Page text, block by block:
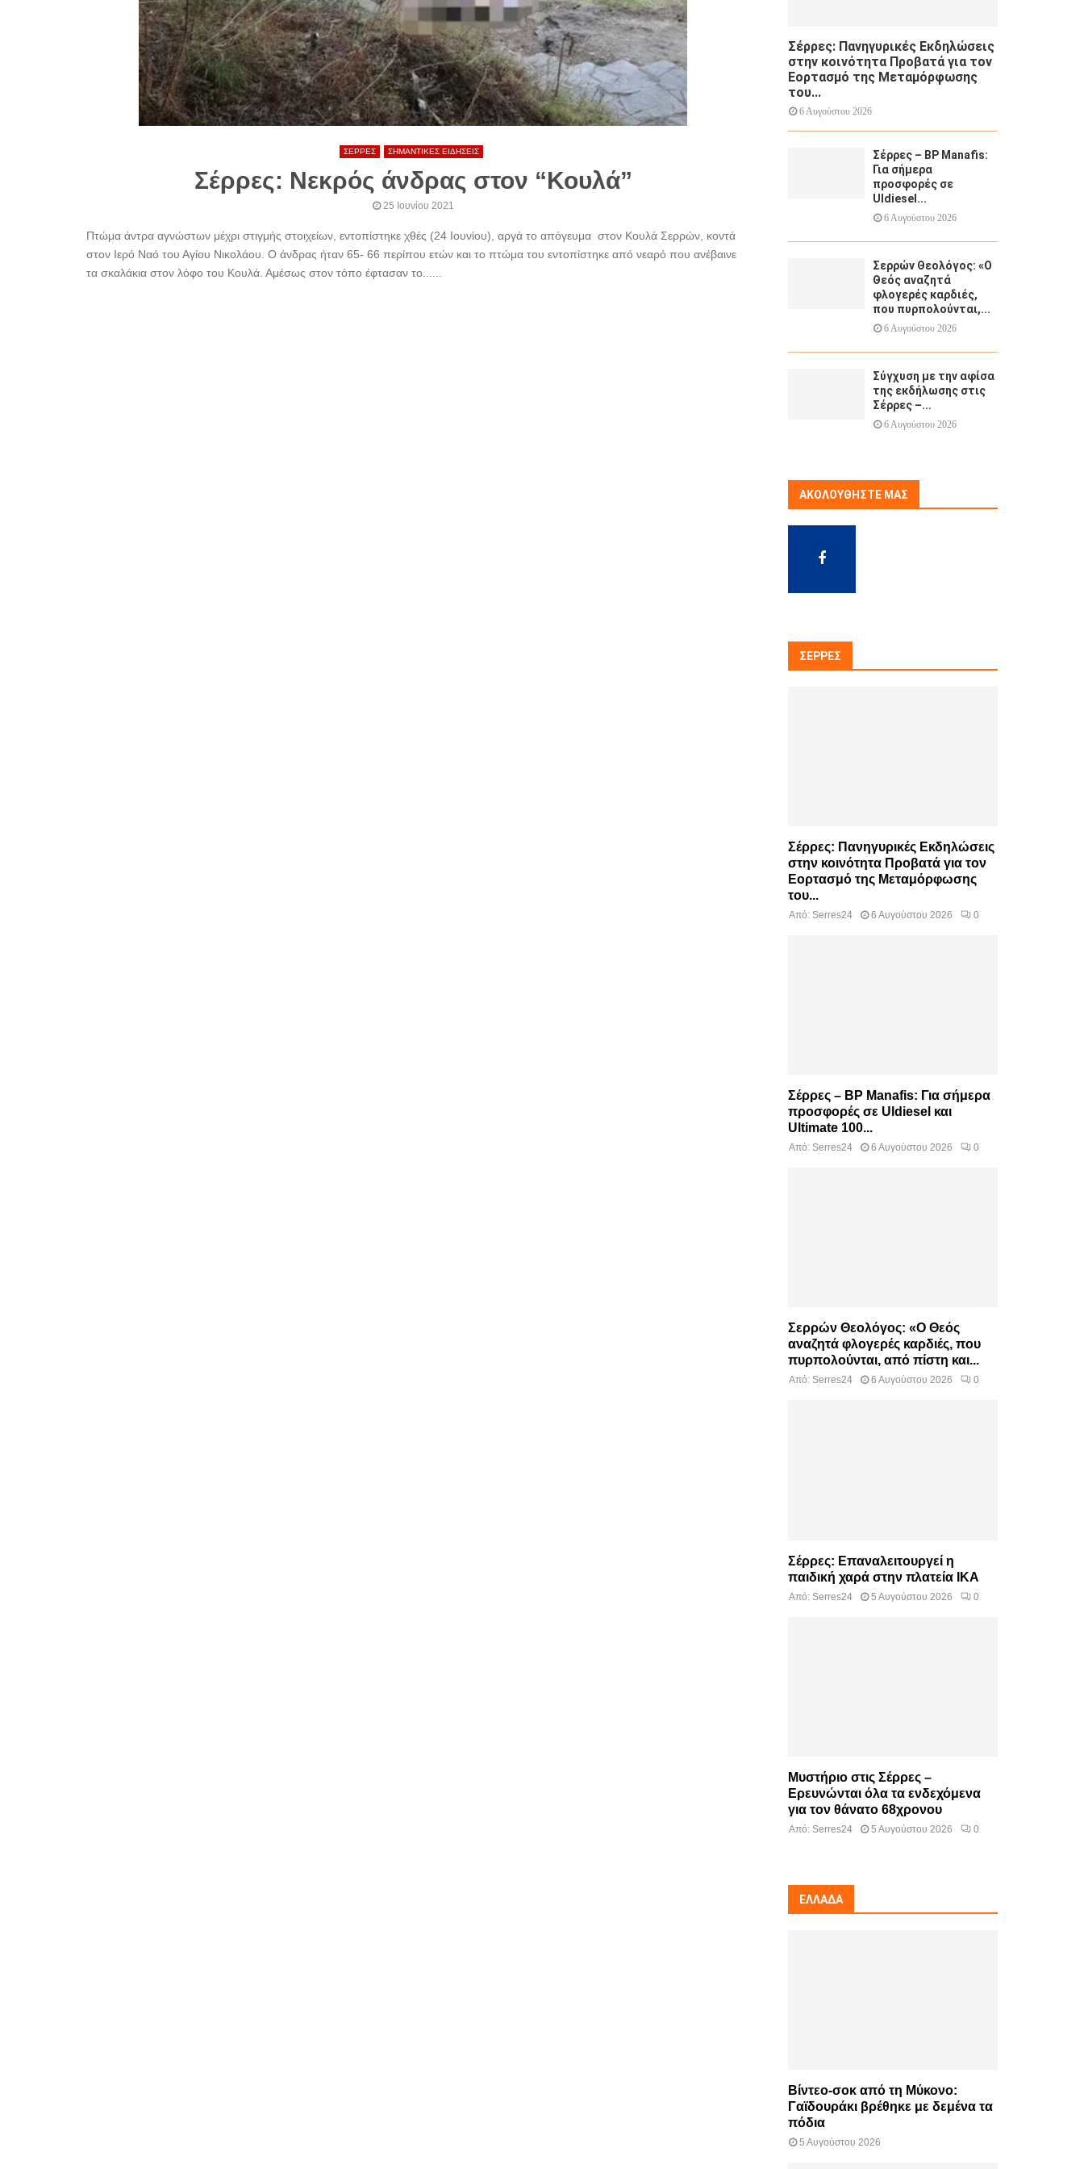
ΣΕΡΡΕΣ ΣΗΜΑΝΤΙΚΕΣ ΕΙΔΗΣΕΙΣ
Σέρρες: Νεκρός άνδρας στον “Κουλά”
25 Ιουνίου 2021
Πτώμα άντρα αγνώστων μέχρι στιγμής στοιχείων, εντοπίστηκε χθές (24 Ιουνίου), αργά το απόγευμα στον Κουλά Σερρών, κοντά
στον Ιερό Ναό του Αγίου Νικολάου. Ο άνδρας ήταν 65- 66 περίπου ετών και το πτώμα του εντοπίστηκε από νεαρό που ανέβαινε
τα σκαλάκια στον λόφο του Κουλά. Αμέσως στον τόπο έφτασαν το......
Σέρρες: Πανηγυρικές Εκδηλώσεις
στην κοινότητα Προβατά για τον
Εορτασμό της Μεταμόρφωσης
του...
6 Αυγούστου 2026
Σέρρες – BP Manafis:
Για σήμερα
προσφορές σε
Uldiesel...
6 Αυγούστου 2026
Σερρών Θεολόγος: «Ο
Θεός αναζητά
φλογερές καρδιές,
που πυρπολούνται,...
6 Αυγούστου 2026
Σύγχυση με την αφίσα
της εκδήλωσης στις
Σέρρες –...
6 Αυγούστου 2026
ΑΚΟΛΟΥΘΉΣΤΕ ΜΑΣ
ΣΈΡΡΕΣ
Σέρρες: Πανηγυρικές Εκδηλώσεις
στην κοινότητα Προβατά για τον
Εορτασμό της Μεταμόρφωσης
του...
Από: Serres24 6 Αυγούστου 2026 0
Σέρρες – BP Manafis: Για σήμερα
προσφορές σε Uldiesel και
Ultimate 100...
Από: Serres24 6 Αυγούστου 2026 0
Σερρών Θεολόγος: «Ο Θεός
αναζητά φλογερές καρδιές, που
πυρπολούνται, από πίστη και...
Από: Serres24 6 Αυγούστου 2026 0
Σέρρες: Επαναλειτουργεί η
παιδική χαρά στην πλατεία ΙΚΑ
Από: Serres24 5 Αυγούστου 2026 0
Μυστήριο στις Σέρρες –
Ερευνώνται όλα τα ενδεχόμενα
για τον θάνατο 68χρονου
Από: Serres24 5 Αυγούστου 2026 0
ΕΛΛΆΔΑ
Βίντεο-σοκ από τη Μύκονο:
Γαϊδουράκι βρέθηκε με δεμένα τα
πόδια
5 Αυγούστου 2026